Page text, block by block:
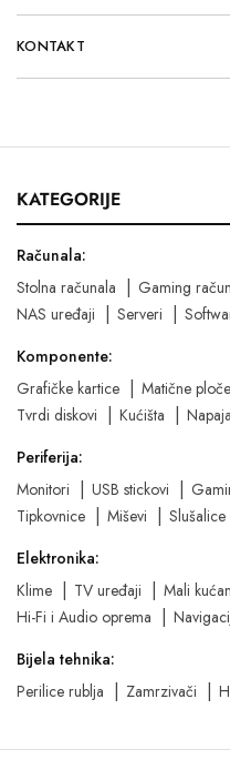
KONTAKT
KATEGORIJE
Računala:
Stolna računala
Gaming
NAS uređaji
Serveri
Komponente:
Grafičke kartice
Matične ploče
Tvrdi diskovi
Kućišta
Periferija:
Monitori
USB stickovi
Tipkovnice
Miševi Slušalice
Elektronika:
Klime
TV uređaji Mali
Hi-Fi i Audio oprema
Bijela tehnika:
Perilice rublja
Zamrzivači